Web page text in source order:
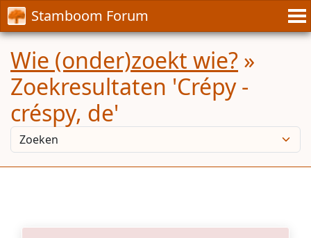
Stamboom Forum
Wie (onder)zoekt wie? »
Zoekresultaten 'Crépy -
créspy, de'